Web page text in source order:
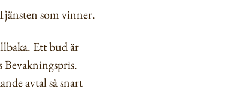
som vinner.
Ett bud är
avtal så snart